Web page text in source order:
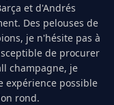
et d'Andrés
Des pelouses de
je n'hésite pas à
de procurer
champagne, je
expérience possible
rond.